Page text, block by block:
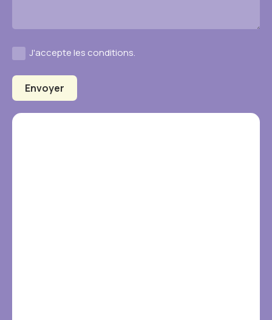
J'accepte les conditions.
Envoyer
Alternative: